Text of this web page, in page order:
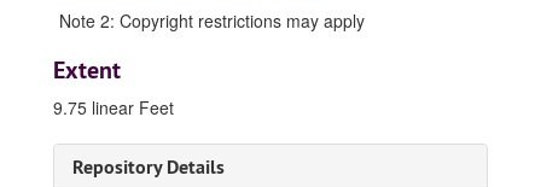
Note 2: Copyright restrictions may apply
Extent
9.75 linear Feet
Repository Details